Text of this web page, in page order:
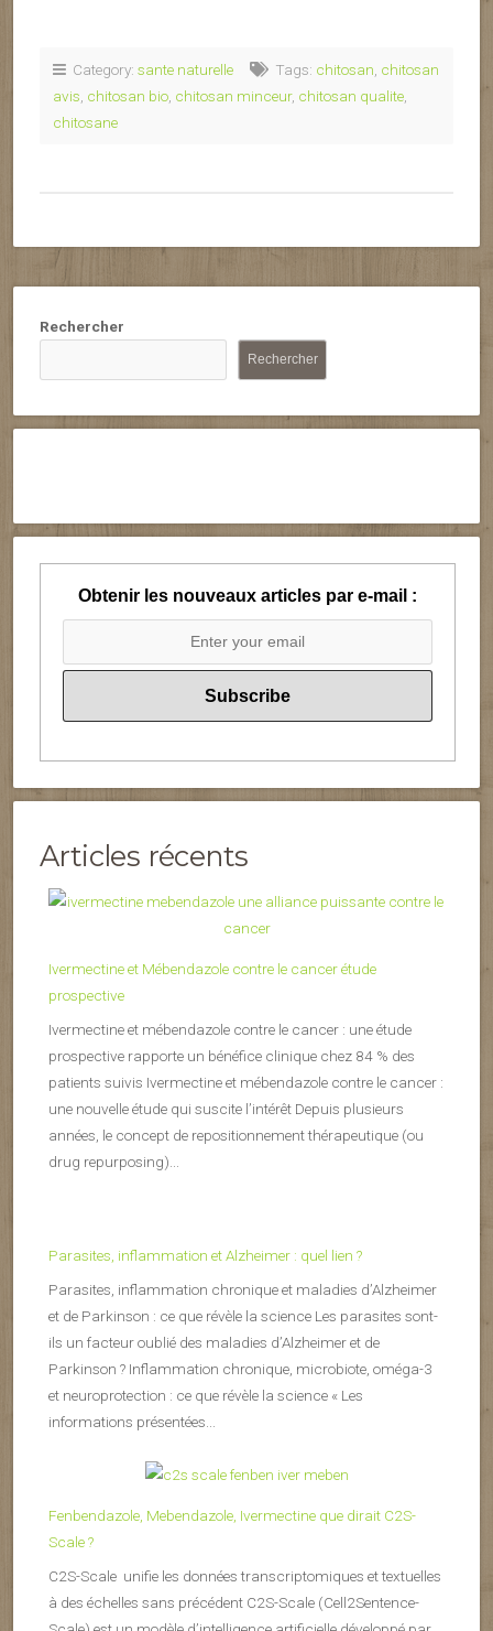
Category: sante naturelle Tags: chitosan chitosan
avis chitosan bio chitosan minceur, chitosan qualite
chitosane
Rechercher
Rechercher
Obtenir les nouveaux articles par e-mail :
Articles récents
Ivermectine et Mébendazole contre le cancer étude
prospective
Ivermectine et mébendazole contre le cancer : une étude
prospective rapporte un bénéfice clinique chez 84 % des
patients suivis Ivermectine et mébendazole contre le cancer :
une nouvelle étude qui suscite l’intérêt Depuis plusieurs
années, le concept de repositionnement thérapeutique (ou
drug repurposing)...
Parasites, inflammation et Alzheimer : quel lien ?
Parasites, inflammation chronique et maladies d’Alzheimer
et de Parkinson : ce que révèle la science Les parasites sont-
ils un facteur oublié des maladies d’Alzheimer et de
Parkinson ? Inflammation chronique, microbiote, oméga-3
et neuroprotection : ce que révèle la science « Les
informations présentées...
Fenbendazole, Mebendazole, Ivermectine que dirait C2S-
Scale ?
C2S-Scale unifie les données transcriptomiques et textuelles
à des échelles sans précédent C2S-Scale (Cell2Sentence-